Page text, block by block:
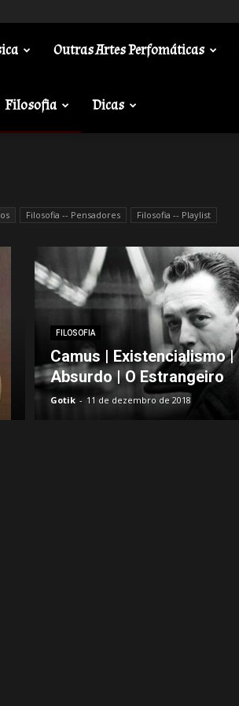
Outras Artes Perfomáticas
Filosofia Dicas
Filosofia -- Pensadores Filosofia -- Playlist
FILOSOFIA
Camus | Existencialismo |
Absurdo | O Estrangeiro
Gotik - 11 de dezembro de 2018